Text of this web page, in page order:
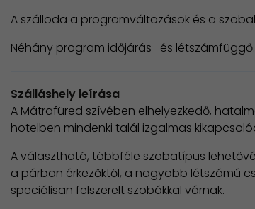
A szálloda a programváltozások és a
Néhány program időjárás- és létszámfüggő.
Szálláshely leírása
A Mátrafüred szívében elhelyezkedő,
hotelben mindenki talál izgalmas
A választható, többféle szobatípus
a párban érkezőktől, a nagyobb létszámú
speciálisan felszerelt szobákkal várnak.